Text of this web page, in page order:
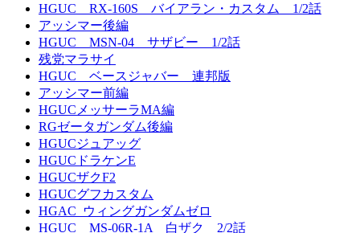
HGUC RX-160S バイアラン・カスタム 1/2話
アッシマー後編
HGUC MSN-04 サザビー 1/2話
残党マラサイ
HGUC ベースジャバー 連邦版
アッシマー前編
HGUCメッサーラMA編
RGゼータガンダム後編
HGUCジュアッグ
HGUCドラケンE
HGUCザクF2
HGUCグフカスタム
HGAC_ウィングガンダムゼロ
HGUC MS-06R-1A 白ザク 2/2話